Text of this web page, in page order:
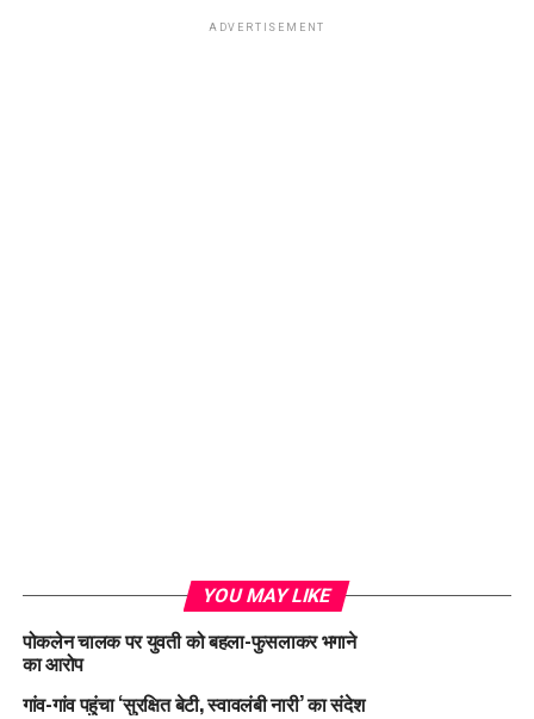
ADVERTISEMENT
YOU MAY LIKE
पोकलेन चालक पर युवती को बहला-फुसलाकर भगाने
का आरोप
गांव-गांव पहुंचा ‘सुरक्षित बेटी, स्वावलंबी नारी’ का संदेश